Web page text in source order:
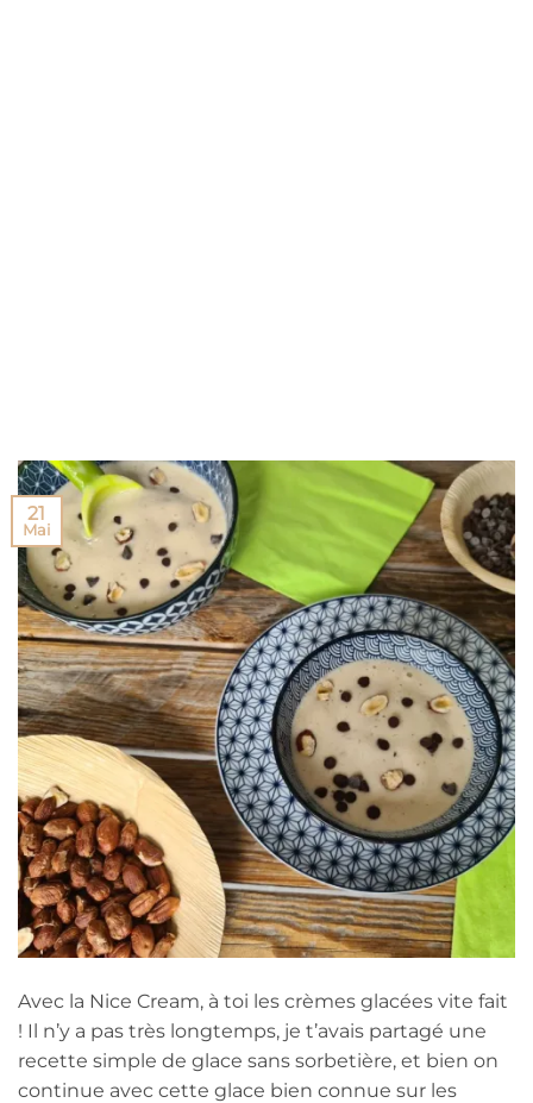
21
Mai
Avec la Nice Cream, à toi les crèmes glacées vite fait
! Il n’y a pas très longtemps, je t’avais partagé une
recette simple de glace sans sorbetière, et bien on
continue avec cette glace bien connue sur les